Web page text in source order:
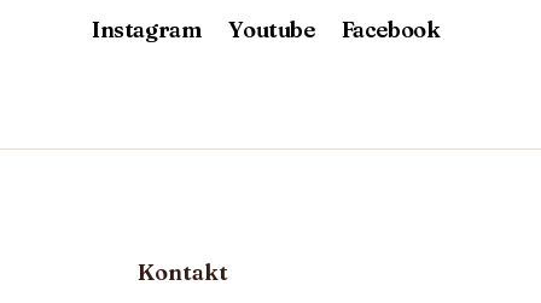
Instagram Youtube Facebook
Kontakt